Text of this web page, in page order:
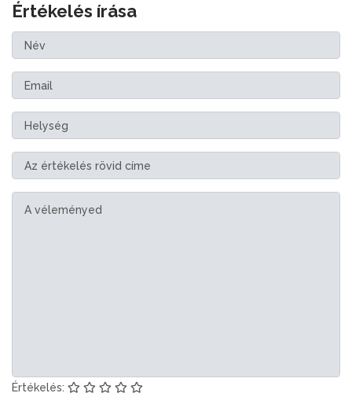
Értékelés írása
Értékelés: